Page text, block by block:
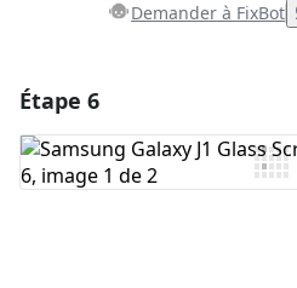
Demander à FixBot
Ajouter un commentaire
Étape 6